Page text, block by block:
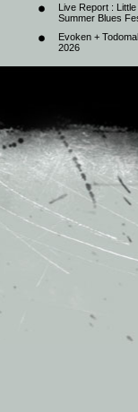
Live Report :
Summer Blues
Evoken +
2026